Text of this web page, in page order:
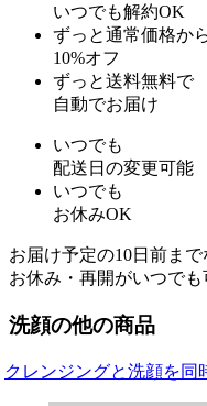
いつでも解約OK
ずっと通常価格か
10%オフ
ずっと送料無料で
自動でお届け
いつでも
配送日の変更可能
いつでも
お休みOK
お届け予定の10日前まで
お休み・再開がいつでも
洗顔の他の商品
クレンジングと洗顔を同